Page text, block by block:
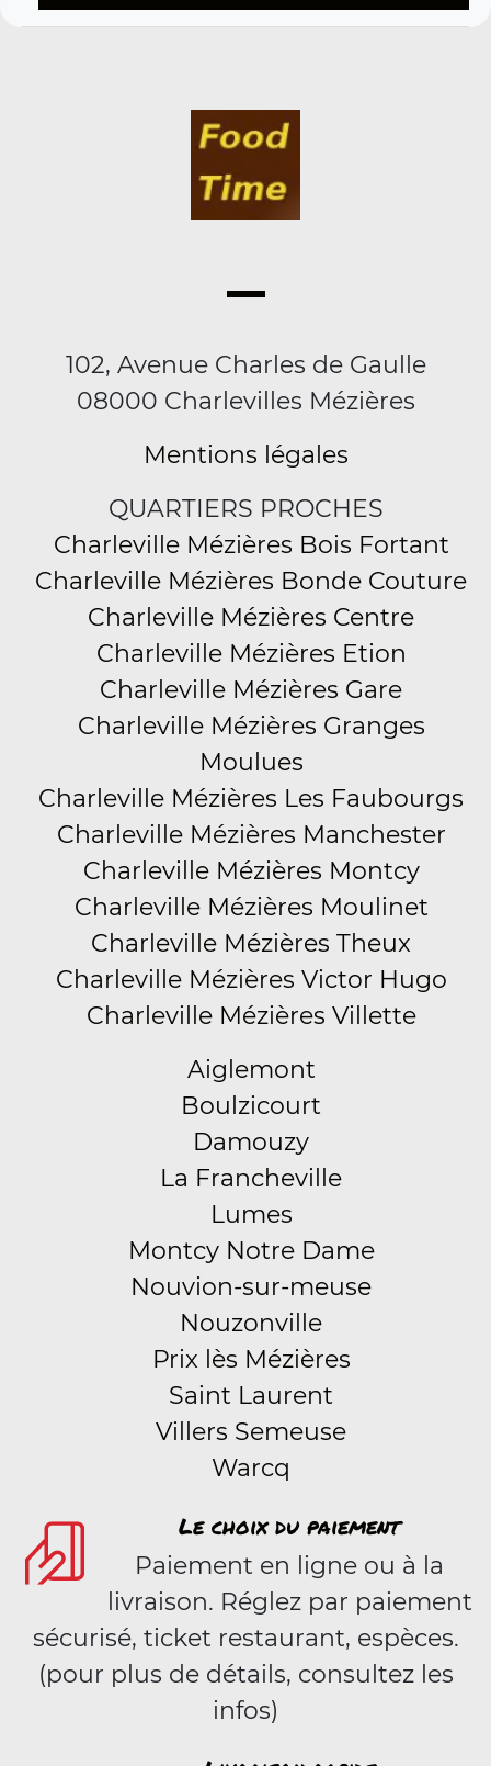
102, Avenue Charles de Gaulle
08000 Charlevilles Mézières
Mentions légales
QUARTIERS PROCHES
Charleville Mézières Bois Fortant
Charleville Mézières Bonde Couture
Charleville Mézières Centre
Charleville Mézières Etion
Charleville Mézières Gare
Charleville Mézières Granges
Moulues
Charleville Mézières Les Faubourgs
Charleville Mézières Manchester
Charleville Mézières Montcy
Charleville Mézières Moulinet
Charleville Mézières Theux
Charleville Mézières Victor Hugo
Charleville Mézières Villette
Aiglemont
Boulzicourt
Damouzy
La Francheville
Lumes
Montcy Notre Dame
Nouvion-sur-meuse
Nouzonville
Prix lès Mézières
Saint Laurent
Villers Semeuse
Warcq
Le choix du paiement
Paiement en ligne ou à la
livraison. Réglez par paiement
sécurisé, ticket restaurant, espèces.
(pour plus de détails, consultez les
infos)